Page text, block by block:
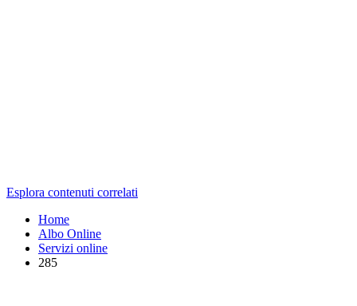
Esplora contenuti correlati
Home
Albo Online
Servizi online
285